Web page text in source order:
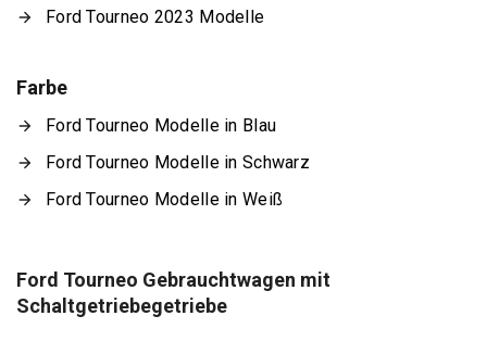
Ford Tourneo 2023 Modelle
Farbe
Ford Tourneo Modelle in Blau
Ford Tourneo Modelle in Schwarz
Ford Tourneo Modelle in Weiß
Ford Tourneo Gebrauchtwagen mit
Schaltgetriebegetriebe